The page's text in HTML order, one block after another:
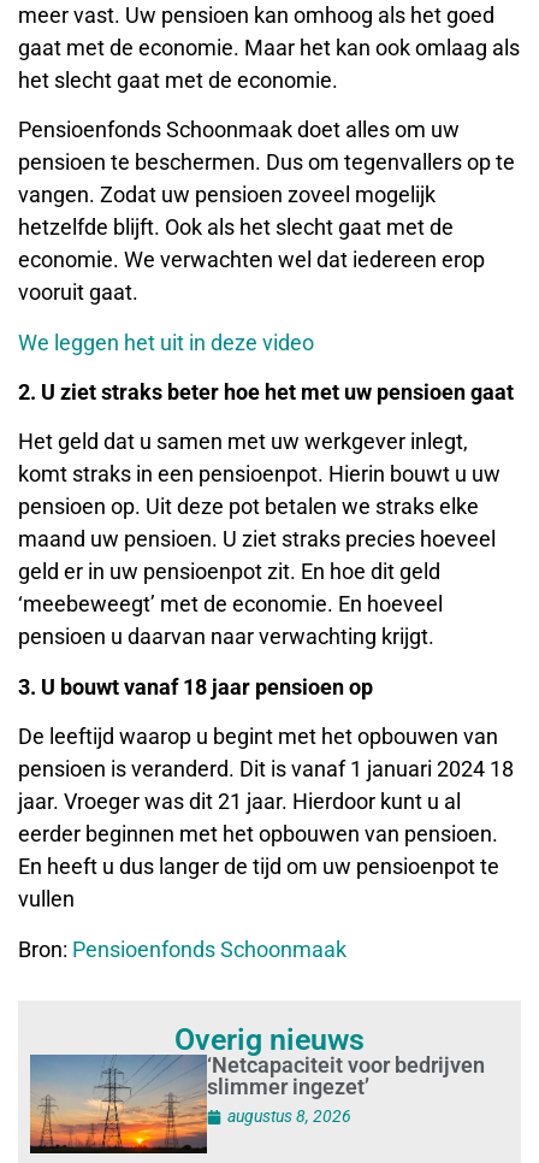
meer vast. Uw pensioen kan omhoog als het goed
gaat met de economie. Maar het kan ook omlaag als
het slecht gaat met de economie.
Pensioenfonds Schoonmaak doet alles om uw
pensioen te beschermen. Dus om tegenvallers op te
vangen. Zodat uw pensioen zoveel mogelijk
hetzelfde blijft. Ook als het slecht gaat met de
economie. We verwachten wel dat iedereen erop
vooruit gaat.
We leggen het uit in deze video
2. U ziet straks beter hoe het met uw pensioen gaat
Het geld dat u samen met uw werkgever inlegt,
komt straks in een pensioenpot. Hierin bouwt u uw
pensioen op. Uit deze pot betalen we straks elke
maand uw pensioen. U ziet straks precies hoeveel
geld er in uw pensioenpot zit. En hoe dit geld
‘meebeweegt’ met de economie. En hoeveel
pensioen u daarvan naar verwachting krijgt.
3. U bouwt vanaf 18 jaar pensioen op
De leeftijd waarop u begint met het opbouwen van
pensioen is veranderd. Dit is vanaf 1 januari 2024 18
jaar. Vroeger was dit 21 jaar. Hierdoor kunt u al
eerder beginnen met het opbouwen van pensioen.
En heeft u dus langer de tijd om uw pensioenpot te
vullen
Bron: Pensioenfonds Schoonmaak
Overig nieuws
‘Netcapaciteit voor bedrijven
slimmer ingezet’
augustus 8, 2026